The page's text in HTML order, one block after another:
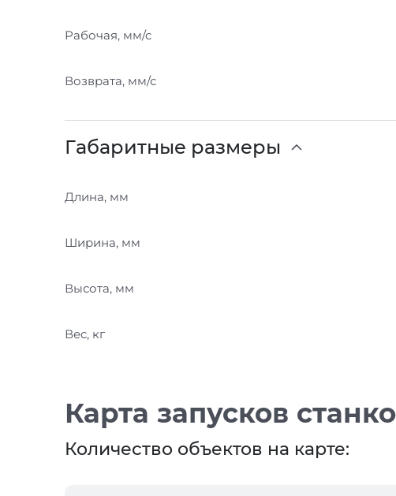
Рабочая, мм/с
Возврата, мм/с
Габаритные размеры
Длина, мм
Ширина, мм
Высота, мм
Вес, кг
Карта запусков
Количество объектов на карте: